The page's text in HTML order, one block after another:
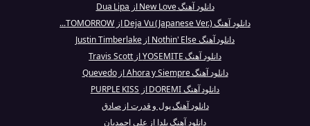
دانلود آهنگ New Love از Dua Lipa
دانلود آهنگ Deja Vu (Japanese Ver.) از TOMORROW...
دانلود آهنگ Nothin' Else از Justin Timberlake
دانلود آهنگ YOSEMITE از Travis Scott
دانلود آهنگ Ahora y Siempre از Quevedo
دانلود آهنگ DOREMI از PURPLE KISS
دانلود آهنگ پول و قدرت از صادق
دانلود آهنگ یلدا از علی احمدیان